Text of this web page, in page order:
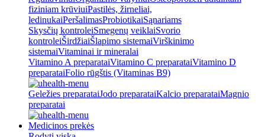
fiziniam krūviuiPastilės, žirneliai,
ledinukaiPeršalimasProbiotikaiSąnariams
Skysčių kontroleiSmegenų veiklaiSvorio
kontroleiŠirdžiaiŠlapimo sistemaiVirškinimo
sistemaiVitaminai ir mineralai
Vitamino A preparataiVitamino C preparataiVitamino D
preparataiFolio rūgštis (Vitaminas B9)
Geležies preparataiJodo preparataiKalcio preparataiMagnio
preparatai
Medicinos prekės